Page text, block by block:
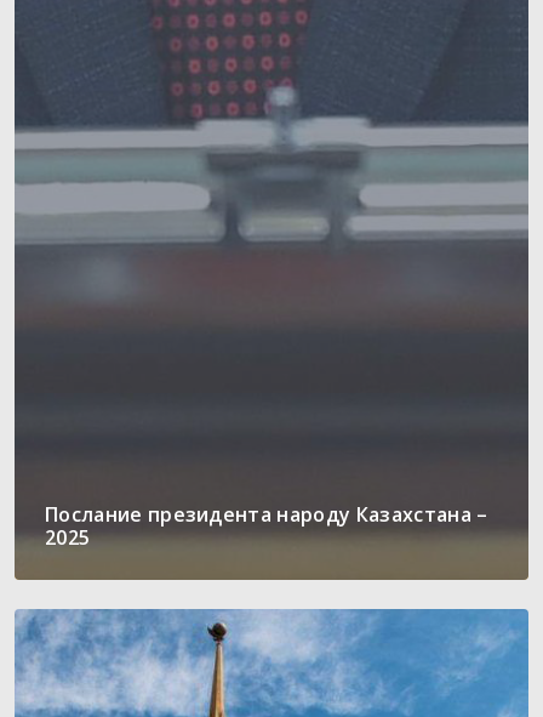
Послание президента народу Казахстана –
2025